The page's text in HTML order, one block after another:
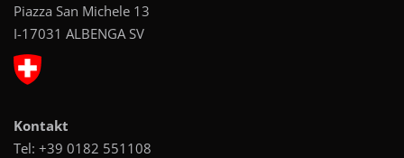
Piazza San Michele 13
I-17031 ALBENGA SV
Kontakt
Tel: +39 0182 551108